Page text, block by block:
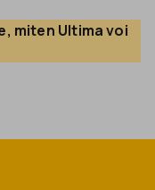
miten Ultima voi